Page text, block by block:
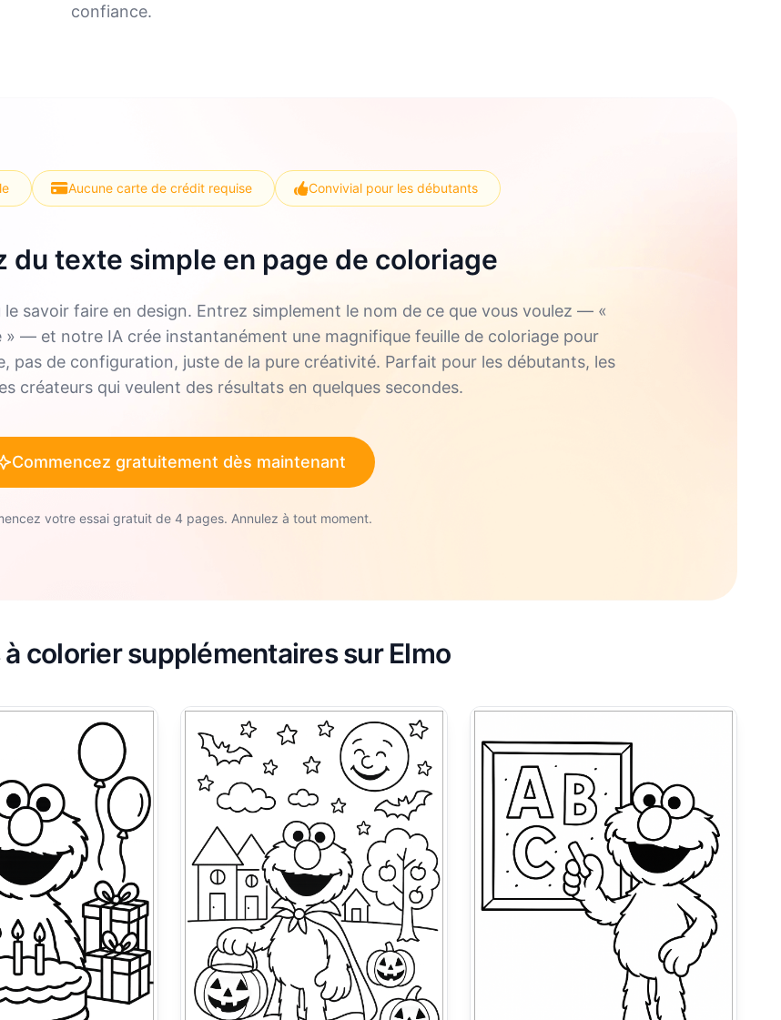
confiance.
Aucune carte de crédit requise Convivial pour les débutants
du texte simple en page de coloriage
savoir faire en design. Entrez simplement le nom de ce que vous voulez — «
» — et notre IA crée instantanément une magnifique feuille de coloriage pour
pas de configuration, juste de la pure créativité. Parfait pour les débutants, les
créateurs qui veulent des résultats en quelques secondes.
Commencez gratuitement dès maintenant
votre essai gratuit de 4 pages. Annulez à tout moment.
à colorier supplémentaires sur Elmo